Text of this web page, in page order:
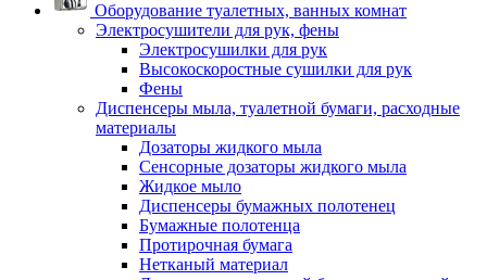
Оборудование туалетных, ванных комнат
Электросушители для рук, фены
Электросушилки для рук
Высокоскоростные сушилки для рук
Фены
Диспенсеры мыла, туалетной бумаги, расходные
материалы
Дозаторы жидкого мыла
Сенсорные дозаторы жидкого мыла
Жидкое мыло
Диспенсеры бумажных полотенец
Бумажные полотенца
Протирочная бумага
Нетканый материал